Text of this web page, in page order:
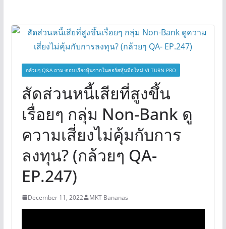
กล้วยๆ Q&A ถาม-ตอบ เรื่องหุ้นจากในคอร์สหุ้นมือใหม่ VI TURN PRO
สัดส่วนหนี้เสียที่สูงขึ้น
เรื่อยๆ กลุ่ม Non-Bank ดู
ความเสี่ยงไม่คุ้มกับการ
ลงทุน? (กล้วยๆ QA-
EP.247)
December 11, 2022 MKT Bananas